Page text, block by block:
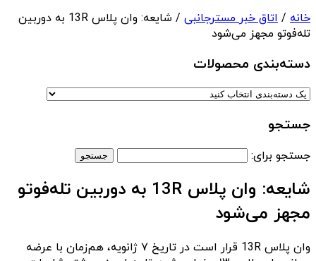
خانه / اتاق خبر مسترجانبی
/ شایعه: وان‌ پلاس 13R به دوربین
تله‌فوتو مجهز می‌شود
دسته‌بندی‌ محصولات
جستجو
جستجو برای:
شایعه: وان‌ پلاس 13R به دوربین تله‌فوتو
مجهز می‌شود
وان‌ پلاس 13R قرار است در تاریخ ۷ ژانویه، هم‌زمان با عرضه